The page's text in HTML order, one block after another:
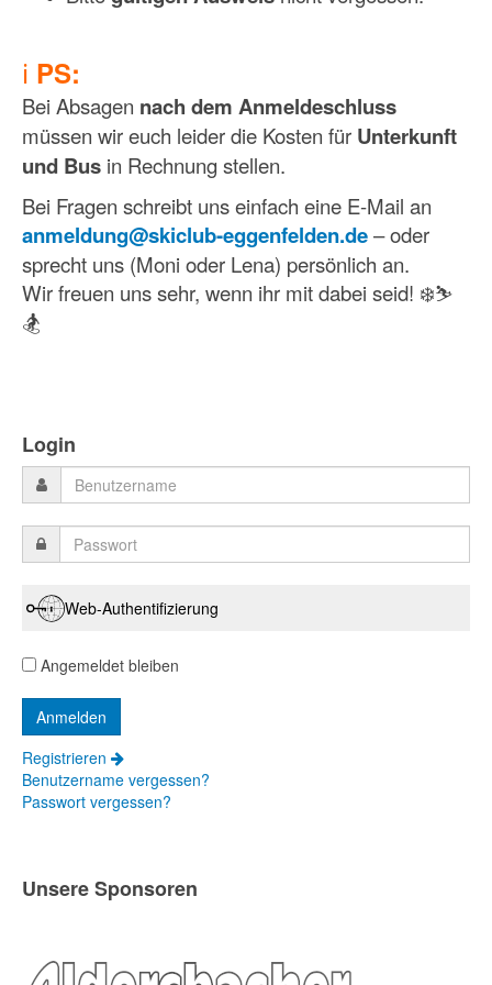
ℹ️ PS:
Bei Absagen nach dem Anmeldeschluss
müssen wir euch leider die Kosten für Unterkunft
und Bus in Rechnung stellen.
Bei Fragen schreibt uns einfach eine E-Mail an
anmeldung@skiclub-eggenfelden.de– oder
sprecht uns (Moni oder Lena) persönlich an.
Wir freuen uns sehr, wenn ihr mit dabei seid! ❄️⛷️
🏂
Login
Web-Authentifizierung
Angemeldet bleiben
Registrieren
Benutzername vergessen?
Passwort vergessen?
Unsere Sponsoren